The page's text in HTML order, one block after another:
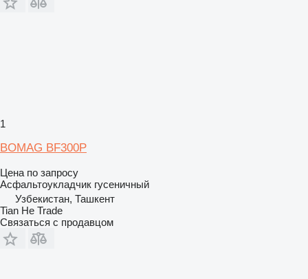
1
BOMAG BF300P
Цена по запросу
Асфальтоукладчик гусеничный
Узбекистан, Ташкент
Tian He Trade
Связаться с продавцом